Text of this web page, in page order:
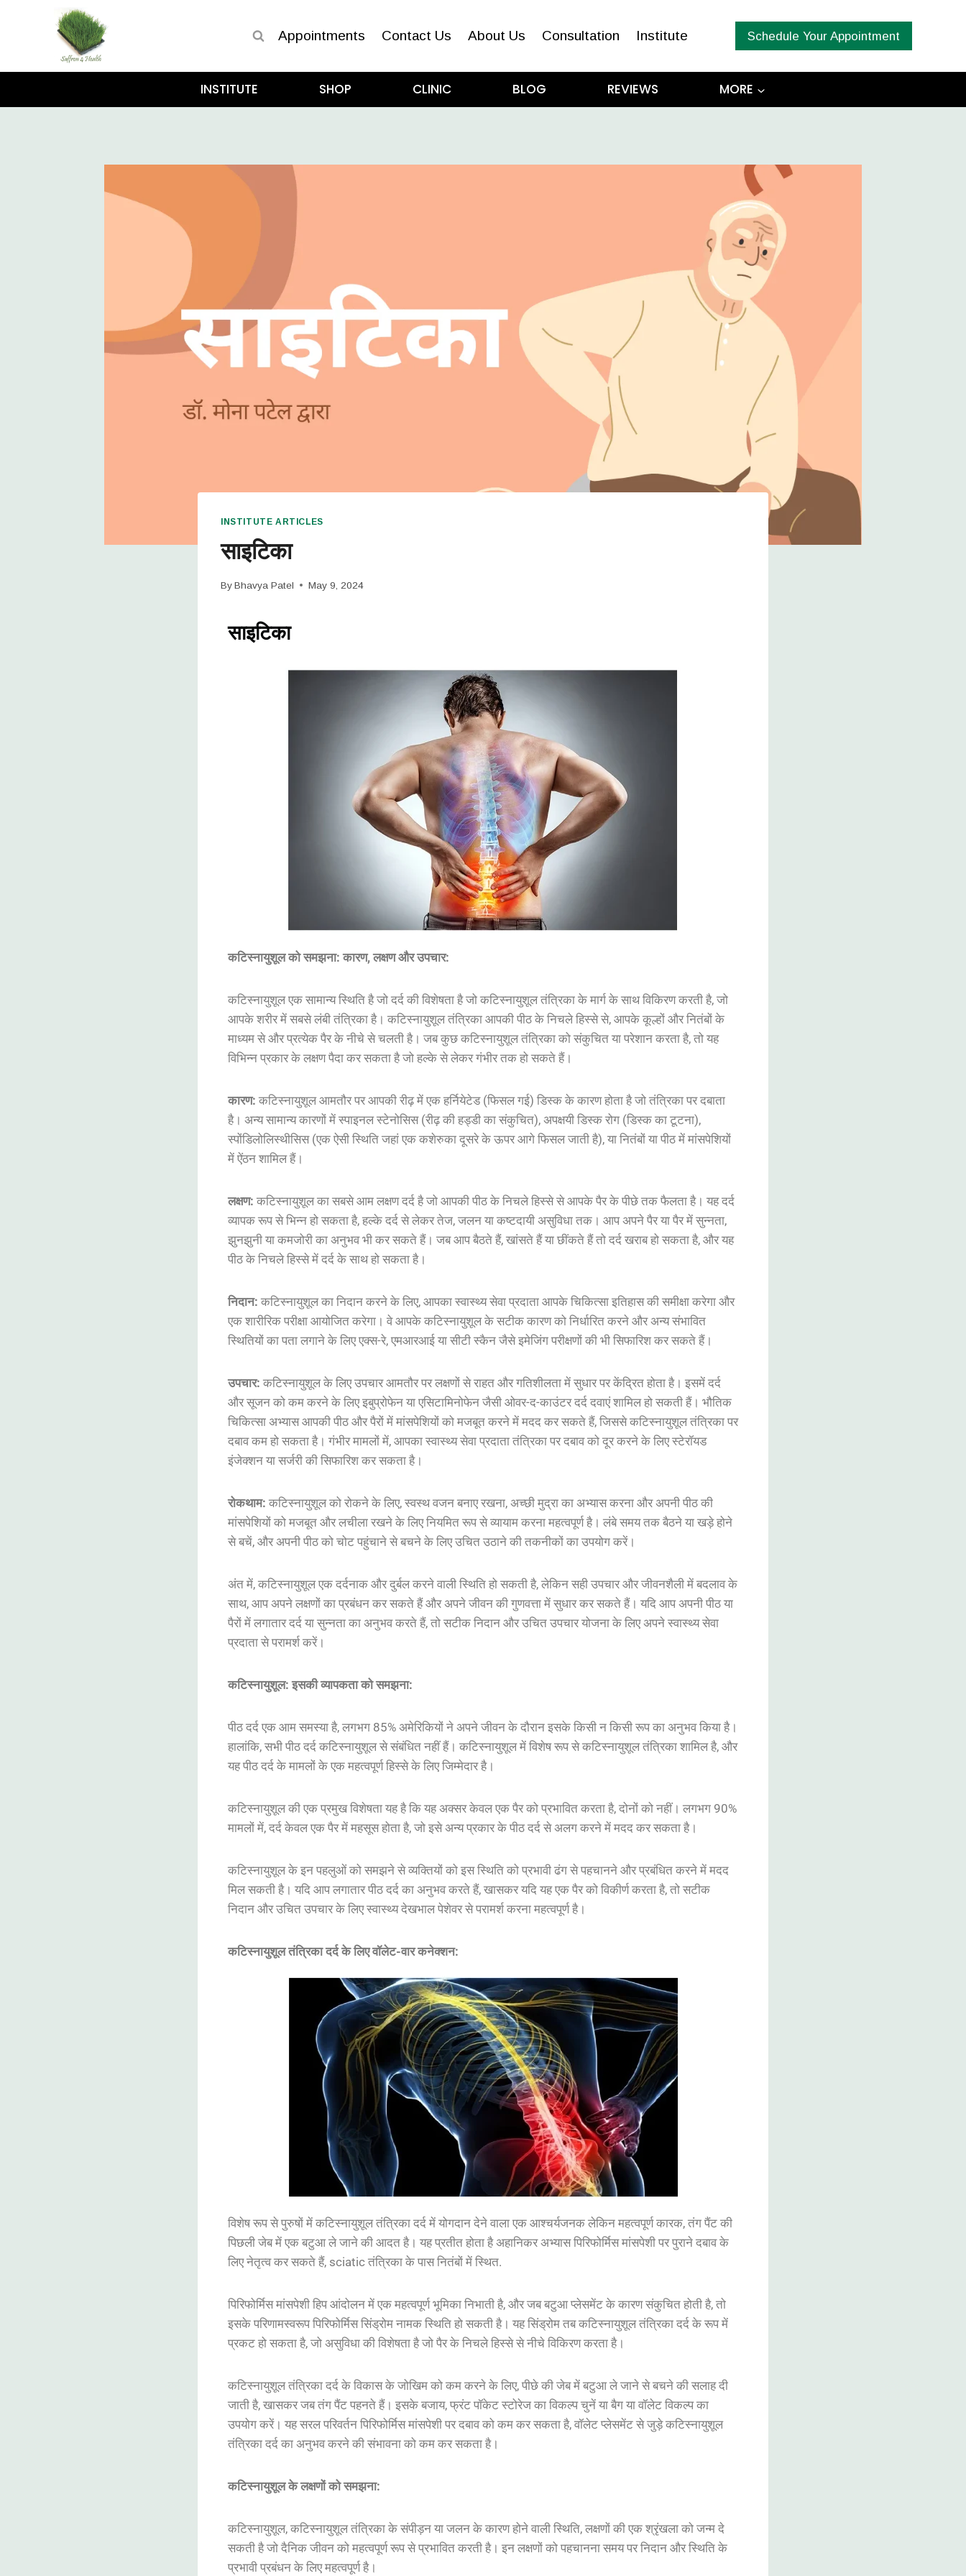
Appointments Contact Us About Us Consultation Institute Schedule Your Appointment
INSTITUTE SHOP CLINIC BLOG REVIEWS MORE
INSTITUTE ARTICLES
साइटिका
By Bhavya Patel May 9, 2024
साइटिका
कटिस्नायुशूल को समझना: कारण, लक्षण और उपचार:
कटिस्नायुशूल एक सामान्य स्थिति है जो दर्द की विशेषता है जो कटिस्नायुशूल तंत्रिका के मार्ग के साथ विकिरण करती है, जो
आपके शरीर में सबसे लंबी तंत्रिका है। कटिस्नायुशूल तंत्रिका आपकी पीठ के निचले हिस्से से, आपके कूल्हों और नितंबों के
माध्यम से और प्रत्येक पैर के नीचे से चलती है। जब कुछ कटिस्नायुशूल तंत्रिका को संकुचित या परेशान करता है, तो यह
विभिन्न प्रकार के लक्षण पैदा कर सकता है जो हल्के से लेकर गंभीर तक हो सकते हैं।
कारण: कटिस्नायुशूल आमतौर पर आपकी रीढ़ में एक हर्नियेटेड(फिसल गई) डिस्क के कारण होता है जो तंत्रिका पर दबाता
है। अन्य सामान्य कारणों में स्पाइनल स्टेनोसिस(रीढ़ की हड्डी का संकुचित), अपक्षयी डिस्क रोग (डिस्क का टूटना),
स्पोंडिलोलिस्थीसिस(एक ऐसी स्थिति जहां एक कशेरुका दूसरे के ऊपर आगे फिसल जाती है), या नितंबों या पीठ में मांसपेशियों
में ऐंठन शामिल हैं।
लक्षण: कटिस्नायुशूल का सबसे आम लक्षण दर्द है जो आपकी पीठ के निचले हिस्से से आपके पैर के पीछे तक फैलता है। यह दर्द
व्यापक रूप से भिन्न हो सकता है, हल्के दर्द से लेकर तेज, जलन या कष्टदायी असुविधा तक । आप अपने पैर या पैर में सुन्नता,
झुनझुनी या कमजोरी का अनुभव भी कर सकते हैं। जब आप बैठते हैं, खांसते हैं या छींकते हैं तो दर्द खराब हो सकता है, और यह
पीठ के निचले हिस्से में दर्द के साथ हो सकता है।
निदान: कटिस्नायुशूल का निदान करने के लिए, आपका स्वास्थ्य सेवा प्रदाता आपके चिकित्सा इतिहास की समीक्षा करेगा और
एक शारीरिक परीक्षा आयोजित करेगा । वे आपके कटिस्नायुशूल के सटीक कारण को निर्धारित करने और अन्य संभावित
स्थितियों का पता लगाने के लिए एक्स-रे, एमआरआई या सीटी स्कैन जैसे इमेजिंग परीक्षणों की भी सिफारिश कर सकते हैं।
उपचार: कटिस्नायुशूल के लिए उपचार आमतौर पर लक्षणों से राहत और गतिशीलता में सुधार पर केंद्रित होता है। इसमें दर्द
और सूजन को कम करने के लिए इबुप्रोफेन या एसिटामिनोफेन जैसी ओवर-द-काउंटर दर्द दवाएं शामिल हो सकती हैं। भौतिक
चिकित्सा अभ्यास आपकी पीठ और पैरों में मांसपेशियों को मजबूत करने में मदद कर सकते हैं, जिससे कटिस्नायुशूल तंत्रिका पर
दबाव कम हो सकता है। गंभीर मामलों में, आपका स्वास्थ्य सेवा प्रदाता तंत्रिका पर दबाव को दूर करने के लिए स्टेरॉयड
इंजेक्शन या सर्जरी की सिफारिश कर सकता है।
रोकथाम: कटिस्नायुशूल को रोकने के लिए, स्वस्थ वजन बनाए रखना, अच्छी मुद्रा का अभ्यास करना और अपनी पीठ की
मांसपेशियों को मजबूत और लचीला रखने के लिए नियमित रूप से व्यायाम करना महत्वपूर्ण है। लंबे समय तक बैठने या खड़े होने
से बचें, और अपनी पीठ को चोट पहुंचाने से बचने के लिए उचित उठाने की तकनीकों का उपयोग करें।
अंत में, कटिस्नायुशूल एक दर्दनाक और दुर्बल करने वाली स्थिति हो सकती है, लेकिन सही उपचार और जीवनशैली में बदलाव के
साथ, आप अपने लक्षणों का प्रबंधन कर सकते हैं और अपने जीवन की गुणवत्ता में सुधार कर सकते हैं। यदि आप अपनी पीठ या
पैरों में लगातार दर्द या सुन्नता का अनुभव करते हैं, तो सटीक निदान और उचित उपचार योजना के लिए अपने स्वास्थ्य सेवा
प्रदाता से परामर्श करें।
कटिस्नायुशूल: इसकी व्यापकता को समझना:
पीठ दर्द एक आम समस्या है, लगभग 85% अमेरिकियों ने अपने जीवन के दौरान इसके किसी न किसी रूप का अनुभव किया है।
हालांकि, सभी पीठ दर्द कटिस्नायुशूल से संबंधित नहीं हैं। कटिस्नायुशूल में विशेष रूप से कटिस्नायुशूल तंत्रिका शामिल है, और
यह पीठ दर्द के मामलों के एक महत्वपूर्ण हिस्से के लिए जिम्मेदार है।
कटिस्नायुशूल की एक प्रमुख विशेषता यह है कि यह अक्सर केवल एक पैर को प्रभावित करता है, दोनों को नहीं। लगभग 90%
मामलों में, दर्द केवल एक पैर में महसूस होता है, जो इसे अन्य प्रकार के पीठ दर्द से अलग करने में मदद कर सकता है।
कटिस्नायुशूल के इन पहलुओं को समझने से व्यक्तियों को इस स्थिति को प्रभावी ढंग से पहचानने और प्रबंधित करने में मदद
मिल सकती है। यदि आप लगातार पीठ दर्द का अनुभव करते हैं, खासकर यदि यह एक पैर को विकीर्ण करता है, तो सटीक
निदान और उचित उपचार के लिए स्वास्थ्य देखभाल पेशेवर से परामर्श करना महत्वपूर्ण है।
कटिस्नायुशूल तंत्रिका दर्द के लिए वॉलेट-वार कनेक्शन:
विशेष रूप से पुरुषों में कटिस्नायुशूल तंत्रिका दर्द में योगदान देने वाला एक आश्चर्यजनक लेकिन महत्वपूर्ण कारक, तंग पैंट की
पिछली जेब में एक बटुआ ले जाने की आदत है। यह प्रतीत होता है अहानिकर अभ्यास पिरिफोर्मिस मांसपेशी पर पुराने दबाव के
लिए नेतृत्व कर सकते हैं, sciatic तंत्रिका के पास नितंबों में स्थित.
पिरिफोर्मिस मांसपेशी हिप आंदोलन में एक महत्वपूर्ण भूमिका निभाती है, और जब बटुआ प्लेसमेंट के कारण संकुचित होती है, तो
इसके परिणामस्वरूप पिरिफोर्मिस सिंड्रोम नामक स्थिति हो सकती है। यह सिंड्रोम तब कटिस्नायुशूल तंत्रिका दर्द के रूप में
प्रकट हो सकता है, जो असुविधा की विशेषता है जो पैर के निचले हिस्से से नीचे विकिरण करता है।
कटिस्नायुशूल तंत्रिका दर्द के विकास के जोखिम को कम करने के लिए, पीछे की जेब में बटुआ ले जाने से बचने की सलाह दी
जाती है, खासकर जब तंग पैंट पहनते हैं। इसके बजाय, फ्रंट पॉकेट स्टोरेज का विकल्प चुनें या बैग या वॉलेट विकल्प का
उपयोग करें। यह सरल परिवर्तन पिरिफोर्मिस मांसपेशी पर दबाव को कम कर सकता है, वॉलेट प्लेसमेंट से जुड़े कटिस्नायुशूल
तंत्रिका दर्द का अनुभव करने की संभावना को कम कर सकता है।
कटिस्नायुशूल के लक्षणों को समझना:
कटिस्नायुशूल, कटिस्नायुशूल तंत्रिका के संपीड़न या जलन के कारण होने वाली स्थिति, लक्षणों की एक श्रृंखला को जन्म दे
सकती है जो दैनिक जीवन को महत्वपूर्ण रूप से प्रभावित करती है। इन लक्षणों को पहचानना समय पर निदान और स्थिति के
प्रभावी प्रबंधन के लिए महत्वपूर्ण है।